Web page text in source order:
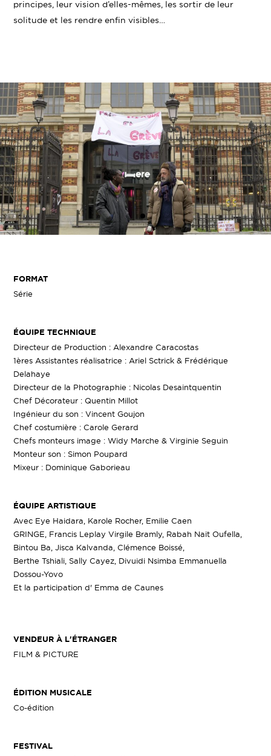
principes, leur vision d’elles-mêmes, les sortir de leur
solitude et les rendre enfin visibles…
FORMAT
Série
ÉQUIPE TECHNIQUE
Directeur de Production : Alexandre Caracostas
1ères Assistantes réalisatrice : Ariel Sctrick & Frédérique
Delahaye
Directeur de la Photographie : Nicolas Desaintquentin
Chef Décorateur : Quentin Millot
Ingénieur du son : Vincent Goujon
Chef costumière : Carole Gerard
Chefs monteurs image : Widy Marche & Virginie Seguin
Monteur son : Simon Poupard
Mixeur : Dominique Gaborieau
ÉQUIPE ARTISTIQUE
Avec Eye Haidara, Karole Rocher, Emilie Caen
GRINGE, Francis Leplay Virgile Bramly, Rabah Nait Oufella,
Bintou Ba, Jisca Kalvanda, Clémence Boissé,
Berthe Tshiali, Sally Cayez, Divuidi Nsimba Emmanuella
Dossou-Yovo
Et la participation d' Emma de Caunes
VENDEUR À L'ÉTRANGER
FILM & PICTURE
ÉDITION MUSICALE
Co-édition
FESTIVAL